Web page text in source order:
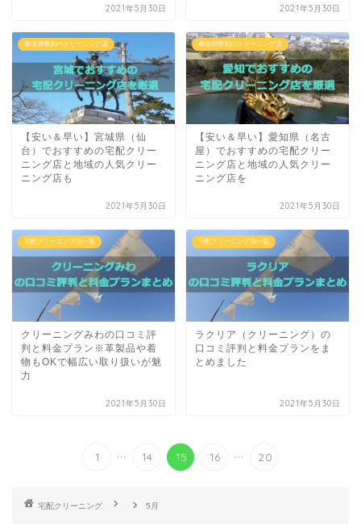
2021年5月30日 2021年5月30日
都道府県別のクリーニング店
【安い＆早い】宮城県（仙
台）でおすすめの宅配クリー
ニング店と地域の人気クリー
ニング店も
2021年5月30日
都道府県別のクリーニング店
【安い＆早い】愛知県（名古
屋）でおすすめの宅配クリー
ニング店と地域の人気クリー
ニング店を
2021年5月30日
宅配クリーニング店一覧
クリーニングみわの口コミ評
判と料金プラン※革製品や着
物もOKで幅広い取り扱いが魅
力
2021年5月30日
宅配クリーニング店一覧
ラクリア（クリーニング）の
口コミ評判と料金プランをま
とめました
2021年5月30日
1 ... 14 15 16 ... 20
5月